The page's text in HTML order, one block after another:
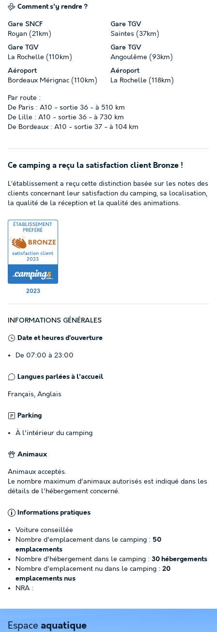
Comment s'y rendre ?
Gare SNCF
Royan (21km)
Gare TGV
Saintes (37km)
Gare TGV
La Rochelle (110km)
Gare TGV
Angoulême (93km)
Aéroport
Bordeaux Mérignac (110km)
Aéroport
La Rochelle (118km)
Par route :
De Paris : A10 - sortie 36 - à 510 km
De Lille : A10 - sortie 36 - à 730 km
De Bordeaux : A10 - sortie 37 - à 104 km
Ce camping a reçu la satisfaction client Bronze !
L’établissement a reçu cette distinction basée sur les notes des
clients concernant leur satisfaction du camping, sa localisation,
la qualité de la réception et la qualité des animations.
2023
INFORMATIONS GÉNÉRALES
Date et heures d’ouverture
De 07:00 à 23:00
Langues parlées à l'accueil
Français, Anglais
Parking
À l'intérieur du camping
Animaux
Animaux acceptés.
Le nombre maximum d'animaux autorisés est indiqué dans les
détails de l'hébergement concerné.
Informations pratiques
Voiture conseillée
Nombre d'emplacement dans le camping : 50
emplacements
Nombre d'hébergement dans le camping : 30 hébergements
Nombre d'emplacement nu dans le camping : 20
emplacements nus
NRA :
Espace aquatique